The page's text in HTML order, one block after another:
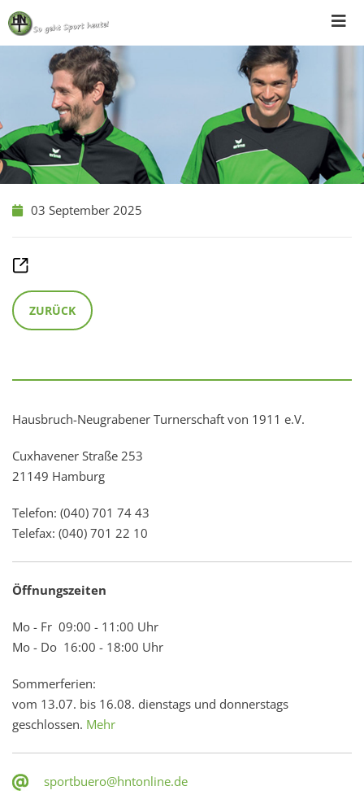
Skip
to
content
03 September 2025
ZURÜCK
Hausbruch-Neugrabener Turnerschaft von 1911 e.V.
Cuxhavener Straße 253
21149 Hamburg
Telefon: (040) 701 74 43
Telefax: (040) 701 22 10
Öffnungszeiten
Mo - Fr 09:00 - 11:00 Uhr
Mo - Do 16:00 - 18:00 Uhr
Sommerferien:
vom 13.07. bis 16.08. dienstags und donnerstags
geschlossen. Mehr
sportbuero@hntonline.de